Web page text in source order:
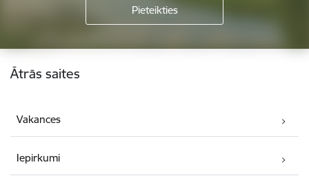
Kājene
Ātrās saites
Vakances
Iepirkumi